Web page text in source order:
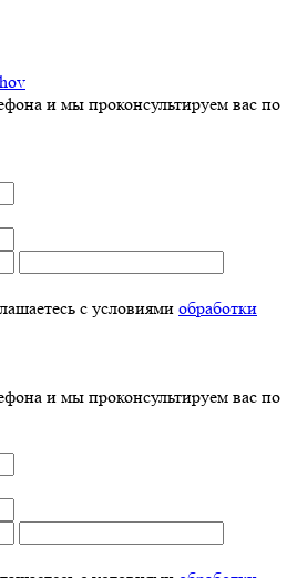
и мы проконсультируем вас по
с условиями обработки
и мы проконсультируем вас по